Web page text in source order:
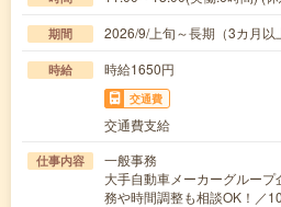
期間 2026/9/上旬～長期（3カ月
時給 時給1650円
交通費
交通費支給
仕事内容
一般事務
大手自動車メーカーグルー
務や時間調整も相談OK！／